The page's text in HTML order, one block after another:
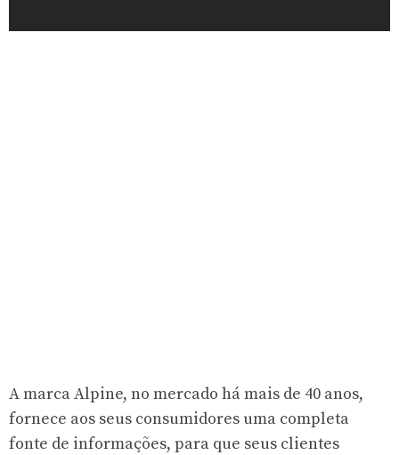
A marca Alpine, no mercado há mais de 40 anos,
fornece aos seus consumidores uma completa
fonte de informações, para que seus clientes